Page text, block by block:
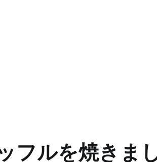
フルを焼きま